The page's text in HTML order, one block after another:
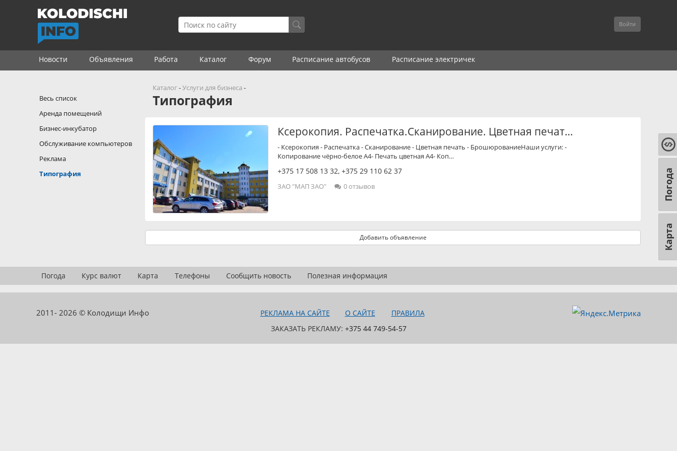
Войти
Новости Объявления Работа Каталог Форум Расписание автобусов Расписание электричек
Каталог-Услуги для бизнеса -
Типография
Ксерокопия. Распечатка.Сканирование. Цветная печат…
- Ксерокопия - Распечатка - Сканирование - Цветная печать - БрошюрованиеНаши услуги: -
Копирование чёрно-белое А4- Печать цветная А4- Коп…
+375 17 508 13 32,+375 29 110 62 37
ЗАО "МАП ЗАО" 0 отзывов
Добавить объявление
Весь список
Аренда помещений
Бизнес-инкубатор
Обслуживание компьютеров
Реклама
Типография
Погода Курс валют Карта Телефоны Сообщить новость Полезная информация
2011- 2026 © Колодищи Инфо РЕКЛАМА НА САЙТЕ О САЙТЕ
ПРАВИЛА
ЗАКАЗАТЬ РЕКЛАМУ: +375 44 749-54-57
Карта
Погода